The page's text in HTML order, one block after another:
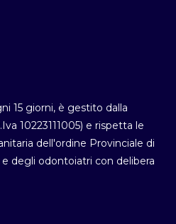
15 giorni, è gestito dalla
10223111005) e rispetta le
dell'ordine Provinciale di
degli odontoiatri con delibera